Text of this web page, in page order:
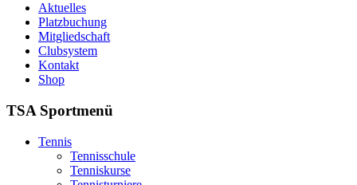
Aktuelles
Platzbuchung
Mitgliedschaft
Clubsystem
Kontakt
Shop
TSA Sportmenü
Tennis
Tennisschule
Tenniskurse